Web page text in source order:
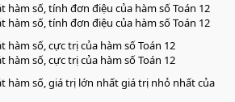
hàm số, tính đơn điệu của hàm số Toán 12
hàm số, tính đơn điệu của hàm số Toán 12
hàm số, cực trị của hàm số Toán 12
hàm số, cực trị của hàm số Toán 12
hàm số, giá trị lớn nhất giá trị nhỏ nhất của